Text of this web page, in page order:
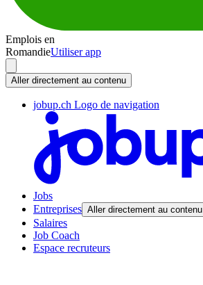
Emplois en
RomandieUtiliser app
Aller directement au contenu
jobup.ch Logo de navigation
Jobs
Entreprises Aller directement au contenu
Salaires
Job Coach
Espace recruteurs